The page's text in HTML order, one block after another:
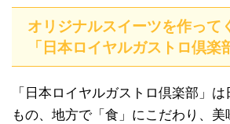
オリジナルスイーツを作って
「日本ロイヤルガストロ倶楽
「日本ロイヤルガストロ倶楽部」
もの、地方で「食」にこだわり、美